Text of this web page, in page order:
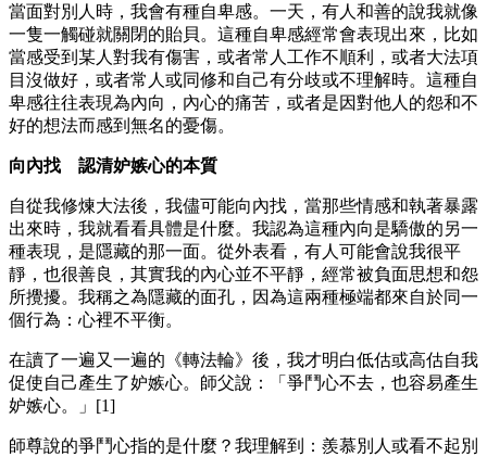
當面對別人時，我會有種自卑感。一天，有人和善的說我就像
一隻一觸碰就關閉的貽貝。這種自卑感經常會表現出來，比如
當感受到某人對我有傷害，或者常人工作不順利，或者大法項
目沒做好，或者常人或同修和自己有分歧或不理解時。這種自
卑感往往表現為內向，內心的痛苦，或者是因對他人的怨和不
好的想法而感到無名的憂傷。
向內找 認清妒嫉心的本質
自從我修煉大法後，我儘可能向內找，當那些情感和執著暴露
出來時，我就看看具體是什麼。我認為這種內向是驕傲的另一
種表現，是隱藏的那一面。從外表看，有人可能會說我很平
靜，也很善良，其實我的內心並不平靜，經常被負面思想和怨
所攪擾。我稱之為隱藏的面孔，因為這兩種極端都來自於同一
個行為：心裡不平衡。
在讀了一遍又一遍的《轉法輪》後，我才明白低估或高估自我
促使自己產生了妒嫉心。師父說：「爭鬥心不去，也容易產生
妒嫉心。」[1]
師尊說的爭鬥心指的是什麼？我理解到：羨慕別人或看不起別